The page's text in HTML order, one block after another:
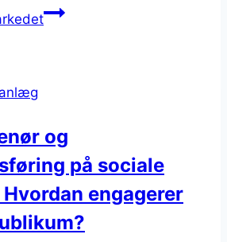
og
på sociale
engagerer